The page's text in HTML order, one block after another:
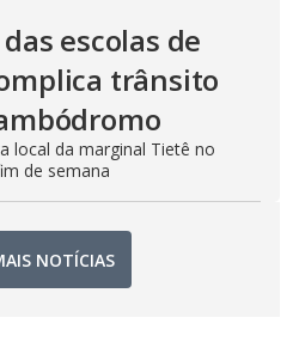
escolas de
trânsito
local da marginal Tietê no
de semana
NOTÍCIAS